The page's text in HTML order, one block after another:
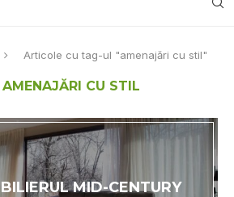
Articole cu tag-ul "amenajări cu stil"
AMENAJĂRI CU STIL
MID-CENTURY